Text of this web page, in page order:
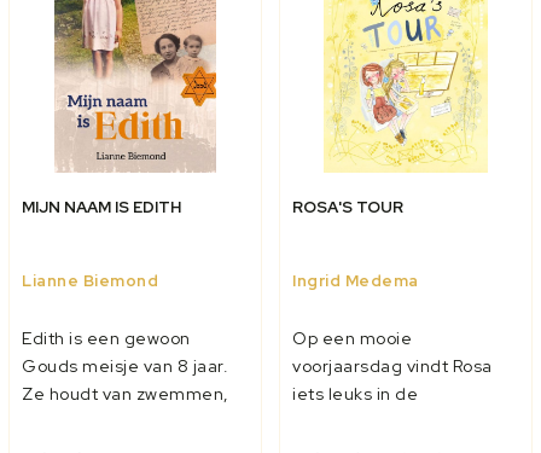
MIJN NAAM IS EDITH
Lianne Biemond
Edith is een gewoon
Gouds meisje van 8 jaar.
Ze houdt van zwemmen,
ROSA'S TOUR
Ingrid Medema
Op een mooie
voorjaarsdag vindt Rosa
iets leuks in de